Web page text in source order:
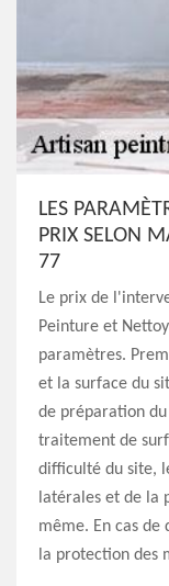
LES
PRIX SELON
77
Le prix de
Peinture et
paramètres.
et la surface du
de préparation
traitement de
difficulté du site,
latérales et de la
même. En cas
la protection des